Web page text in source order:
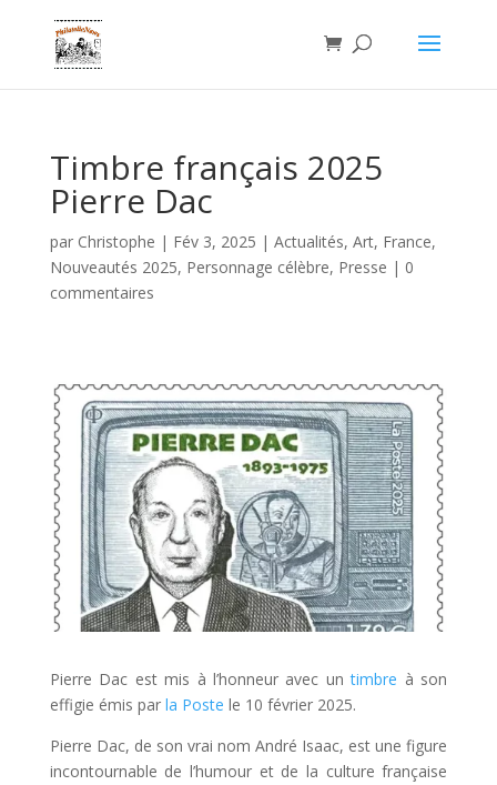
Timbre français 2025
Pierre Dac
par Christophe | Fév 3, 2025 | Actualités, Art, France,
Nouveautés 2025, Personnage célèbre, Presse | 0
commentaires
Pierre Dac est mis à l’honneur avec untimbre à son
effigie émis par la Poste le 10 février 2025.
Pierre Dac, de son vrai nom André Isaac, est une figure
incontournable de l’humour et de la culture française